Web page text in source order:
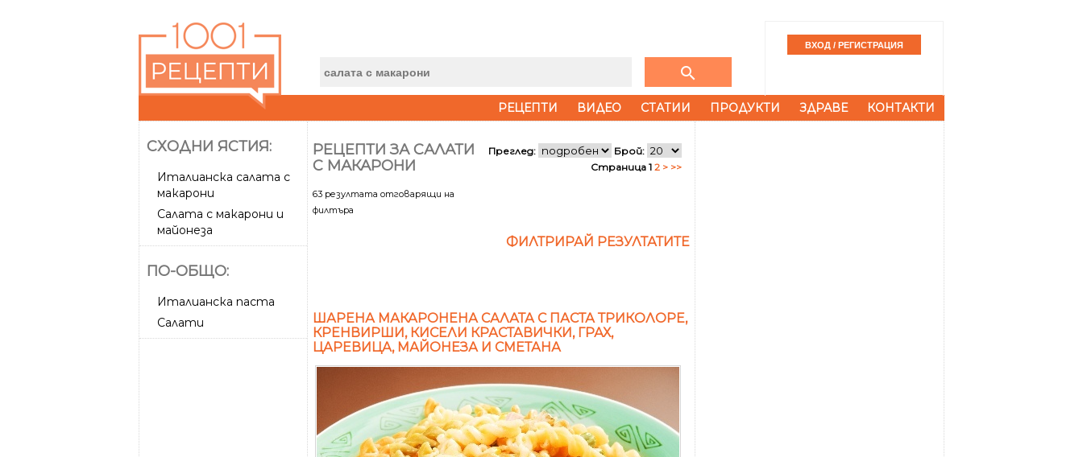
search
РЕЦЕПТИ ВИДЕО СТАТИИ ПРОДУКТИ ЗДРАВЕ КОНТАКТИ
СХОДНИ ЯСТИЯ:
Италианска салата с
макарони
Салата с макарони и
майонеза
ПО-ОБЩО:
Италианска паста
Салати
РЕЦЕПТИ ЗА САЛАТИ
С МАКАРОНИ
63 резултата отговарящи на
филтъра
Преглед:
Брой:
Страница 1 2 > >>
ФИЛТРИРАЙ РЕЗУЛТАТИТЕ
ШАРЕНА МАКАРОНЕНА САЛАТА С ПАСТА ТРИКОЛОРЕ,
КРЕНВИРШИ, КИСЕЛИ КРАСТАВИЧКИ, ГРАХ,
ЦАРЕВИЦА, МАЙОНЕЗА И СМЕТАНА